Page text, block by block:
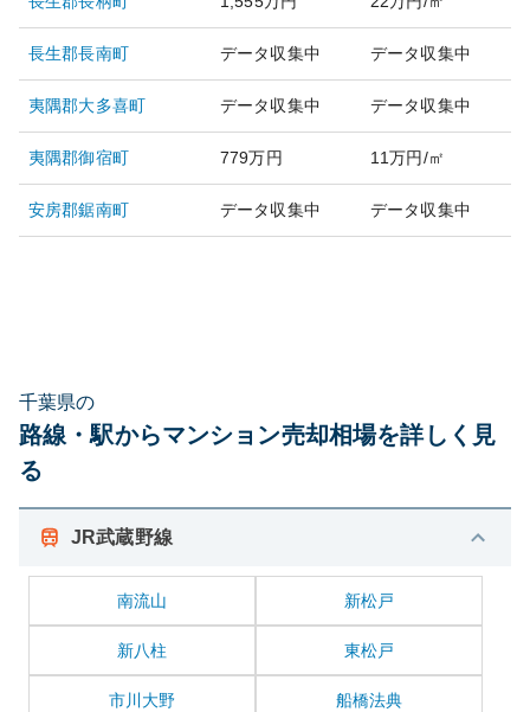
長生郡長南町 データ収集中 データ収集中
夷隅郡大多喜町 データ収集中 データ収集中
夷隅郡御宿町 779万円 11万円/㎡
安房郡鋸南町 データ収集中 データ収集中
千葉県の
路線・駅からマンション売却相場を詳しく見
る
JR武蔵野線
南流山 新松戸
新八柱 東松戸
市川大野 船橋法典